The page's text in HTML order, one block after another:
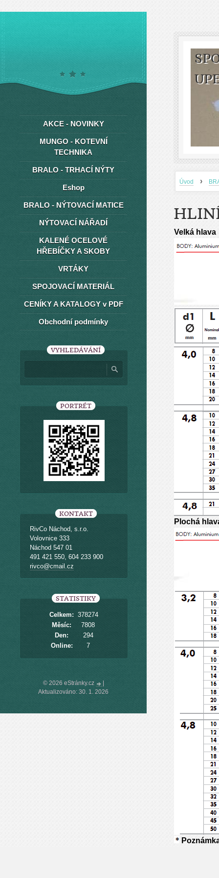
Úvod ›
Velká hlava
Plochá
AKCE - NOVINKY
MUNGO - KOTEVNÍ
TECHNIKA
BRALO - TRHACÍ NÝTY
Eshop
BRALO - NÝTOVACÍ MATICE
NÝTOVACÍ NÁŘADÍ
KALENÉ OCELOVÉ
HŘEBÍČKY A SKOBY
VRTÁKY
SPOJOVACÍ MATERIÁL
CENÍKY A KATALOGY v PDF
Obchodní podmínky
VYHLEDÁVÁNÍ
PORTRÉT
KONTAKT
RivCo Náchod, s.r.o.
Volovnice 333
Náchod 547 01
491 421 550, 604 233 900
rivco@cmail.cz
STATISTIKY
Online: 7
Celkem: 378274
Měsíc:
7808
Den:
294
© 2026 eStránky.cz
Aktualizováno: 30. 1. 2026